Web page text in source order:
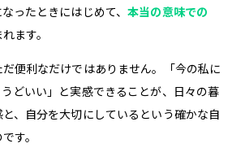
ったときにはじめて、本当の意味での
ます。
便利なだけではありません。「今の私に
どいい」と実感できることが、日々の暮
、自分を大切にしているという確かな自
す。